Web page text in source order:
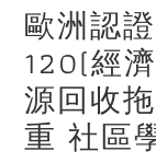
歐洲認
120(經
源回收
重 社區